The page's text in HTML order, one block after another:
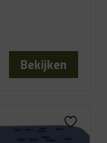
Bekijken